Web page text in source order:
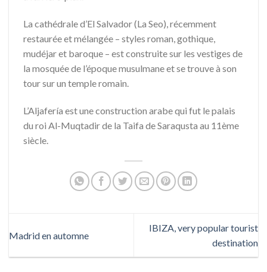
La cathédrale d’El Salvador (La Seo), récemment
restaurée et mélangée – styles roman, gothique,
mudéjar et baroque – est construite sur les vestiges de
la mosquée de l’époque musulmane et se trouve à son
tour sur un temple romain.
L’Aljafería est une construction arabe qui fut le palais
du roi Al-Muqtadir de la Taifa de Saraqusta au 11ème
siècle.
Madrid en automne
IBIZA, very popular tourist
destination